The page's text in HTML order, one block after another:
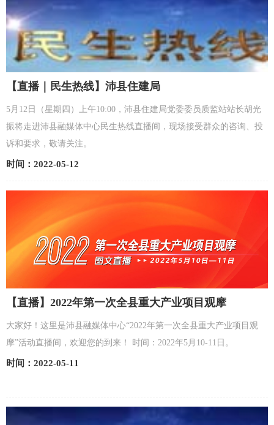
【直播｜民生热线】沛县住建局
5月12日（星期四）上午10:00，沛县住建局党委委员质监站站长胡光
振将走进沛县融媒体中心民生热线直播间，现场接受群众的咨询、投
诉和要求，敬请关注。
时间：2022-05-12
【直播】2022年第一次全县重大产业项目观摩
大家好！这里是沛县融媒体中心“2022年第一次全县重大产业项目观
摩”活动直播间，欢迎您的到来！ 时间：2022年5月10-11日。
时间：2022-05-11